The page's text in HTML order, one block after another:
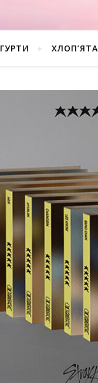
ГУРТИ ХЛОП’ЯТА